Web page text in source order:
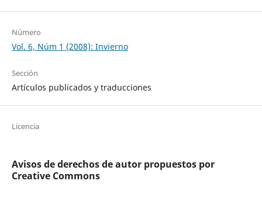
Número
Vol. 6, Núm 1 (2008): Invierno
Sección
Artículos publicados y traducciones
Licencia
Avisos de derechos de autor propuestos por
Creative Commons